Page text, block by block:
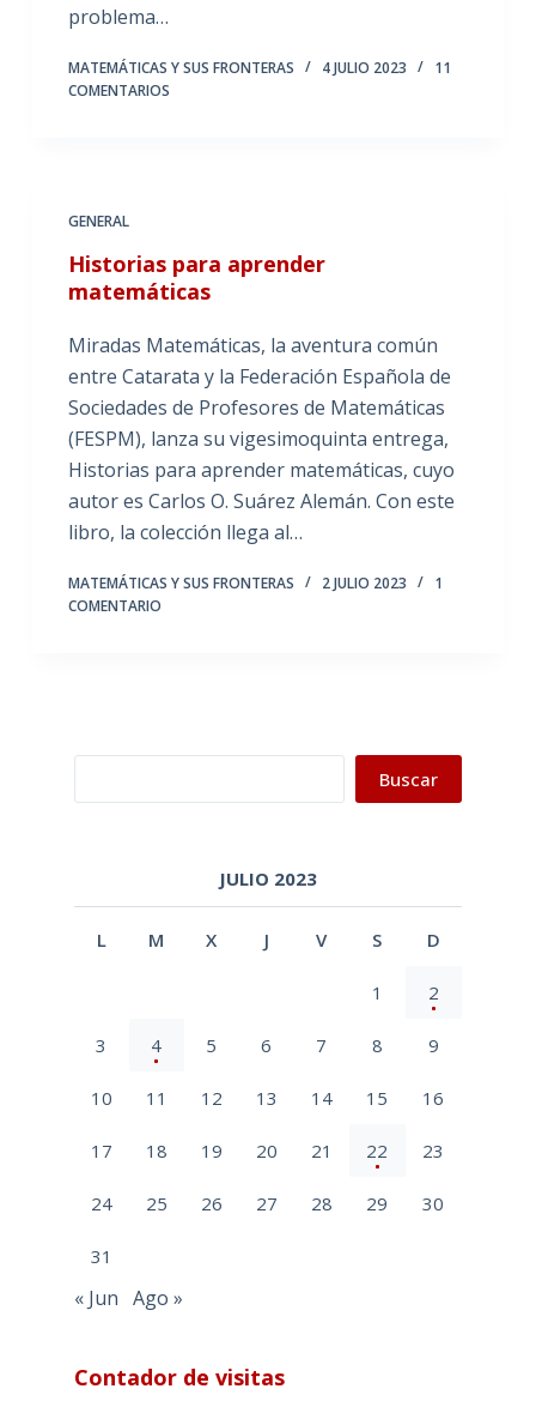
problema…
MATEMÁTICAS Y SUS FRONTERAS 4 JULIO 2023
11
COMENTARIOS
GENERAL
Historias para aprender
matemáticas
Miradas Matemáticas, la aventura común
entre Catarata y la Federación Española de
Sociedades de Profesores de Matemáticas
(FESPM), lanza su vigesimoquinta entrega,
Historias para aprender matemáticas, cuyo
autor es Carlos O. Suárez Alemán. Con este
libro, la colección llega al…
MATEMÁTICAS Y SUS FRONTERAS 2 JULIO 2023
1
COMENTARIO
Buscar
JULIO 2023
L M X J V S D
1 2
3 4 5 6 7 8 9
10 11 12 13 14 15 16
17 18 19 20 21 22 23
24 25 26 27 28 29 30
31
« Jun Ago »
Contador de visitas